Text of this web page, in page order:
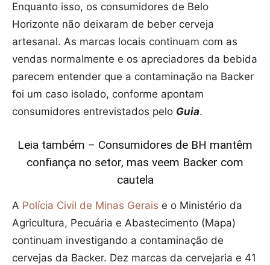
Enquanto isso, os consumidores de Belo
Horizonte não deixaram de beber cerveja
artesanal. As marcas locais continuam com as
vendas normalmente e os apreciadores da bebida
parecem entender que a contaminação na Backer
foi um caso isolado, conforme apontam
consumidores entrevistados pelo Guia.
Leia também – Consumidores de BH mantêm
confiança no setor, mas veem Backer com
cautela
A Polícia Civil de Minas Gerais e o Ministério da
Agricultura, Pecuária e Abastecimento (Mapa)
continuam investigando a contaminação de
cervejas da Backer. Dez marcas da cervejaria e 41